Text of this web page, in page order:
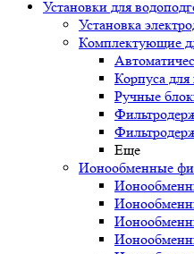
Установки для
Установка
Комплектующие
Корпуса
Ручные
Еще
Ионообменные